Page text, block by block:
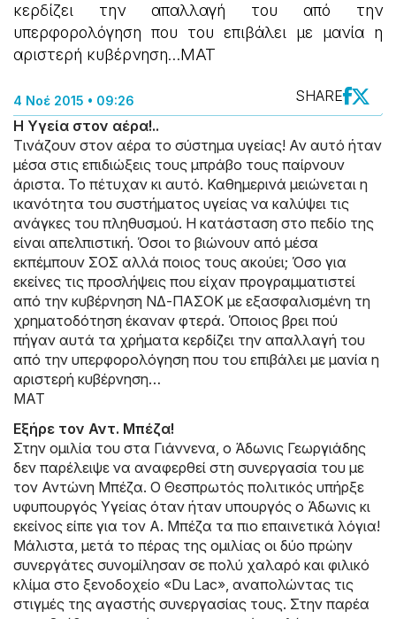
κερδίζει την απαλλαγή του από την
υπερφορολόγηση που του επιβάλει με μανία η
αριστερή κυβέρνηση…ΜΑΤ
4 Νοέ 2015 • 09:26
SHARE
H Yγεία στον αέρα!..
Τινάζουν στον αέρα το σύστημα υγείας! Αν αυτό ήταν
μέσα στις επιδιώξεις τους μπράβο τους παίρνουν
άριστα. Το πέτυχαν κι αυτό. Καθημερινά μειώνεται η
ικανότητα του συστήματος υγείας να καλύψει τις
ανάγκες του πληθυσμού. Η κατάσταση στο πεδίο της
είναι απελπιστική. Όσοι το βιώνουν από μέσα
εκπέμπουν ΣΟΣ αλλά ποιος τους ακούει; Όσο για
εκείνες τις προσλήψεις που είχαν προγραμματιστεί
από την κυβέρνηση ΝΔ-ΠΑΣΟΚ με εξασφαλισμένη τη
χρηματοδότηση έκαναν φτερά. Όποιος βρει πού
πήγαν αυτά τα χρήματα κερδίζει την απαλλαγή του
από την υπερφορολόγηση που του επιβάλει με μανία η
αριστερή κυβέρνηση…
ΜΑΤ
Εξήρε τον Αντ. Μπέζα!
Στην ομιλία του στα Γιάννενα, ο Άδωνις Γεωργιάδης
δεν παρέλειψε να αναφερθεί στη συνεργασία του με
τον Αντώνη Μπέζα. Ο Θεσπρωτός πολιτικός υπήρξε
υφυπουργός Υγείας όταν ήταν υπουργός ο Άδωνις κι
εκείνος είπε για τον Α. Μπέζα τα πιο επαινετικά λόγια!
Μάλιστα, μετά το πέρας της ομιλίας οι δύο πρώην
συνεργάτες συνομίλησαν σε πολύ χαλαρό και φιλικό
κλίμα στο ξενοδοχείο «Du Lac», αναπολώντας τις
στιγμές της αγαστής συνεργασίας τους. Στην παρέα